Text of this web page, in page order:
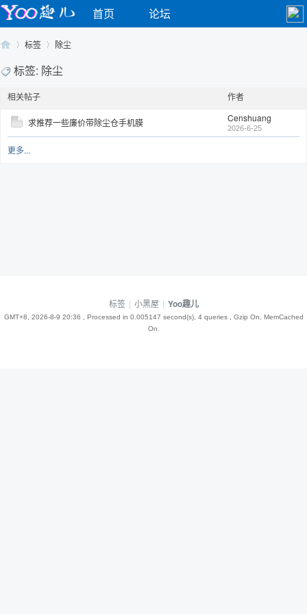
首页 论坛
Yo›
标签 除尘
标签: 除尘
相关帖子 作者
求推荐一些廉价带除尘仓手机膜 Censhuang
2026-6-25
更多...
标签 | 小黑屋 | Yoo趣儿
GMT+8, 2026-8-9 20:36 , Processed in 0.005147 second(s), 4 queries , Gzip On, MemCached
On.